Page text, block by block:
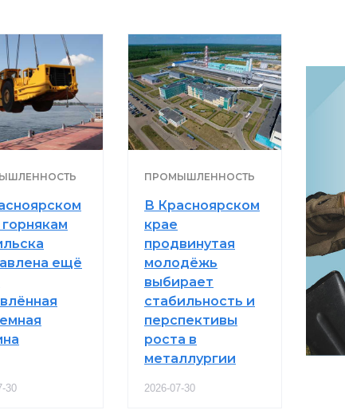
ещё
30
ПРОМЫШЛЕННОСТЬ
В Красноярском
крае
продвинутая
молодёжь
выбирает
стабильность и
перспективы
роста в
металлургии
2026-07-30